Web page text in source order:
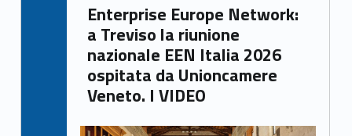
Enterprise Europe Network:
a Treviso la riunione
nazionale EEN Italia 2026
ospitata da Unioncamere
Veneto. I VIDEO